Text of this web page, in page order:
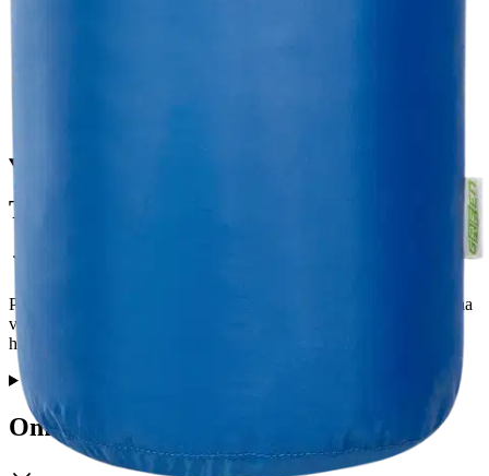
Tuotekuvaus
Pieni ja kevyt kuivasäkki 10L kestävästä materiaalista. Säkki suojaa
vaatteet ja tavarat pölyltä ja kosteudelta ja niiden avulla on tavarat
helppo pitää järjestyksessä.
Ominaisuudet